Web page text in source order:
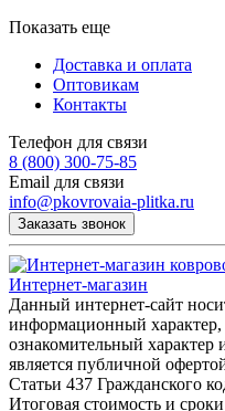
Показать еще
Доставка и оплата
Оптовикам
Контакты
Телефон для связи
8 (800) 300-75-85
Email для связи
info@pkovrovaia-plitka.ru
Заказать звонок
Интернет-магазин
Данный интернет-сайт
информационный
ознакомительный
является публичной
Статьи 437 Гражданского
Итоговая стоимость и